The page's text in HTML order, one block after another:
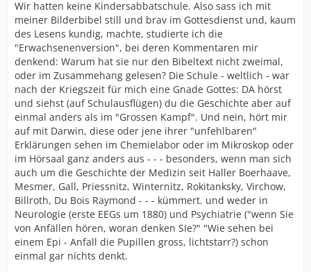
Wir hatten keine Kindersabbatschule. Also sass ich mit
meiner Bilderbibel still und brav im Gottesdienst und, kaum
des Lesens kundig, machte, studierte ich die
"Erwachsenenversion", bei deren Kommentaren mir
denkend: Warum hat sie nur den Bibeltext nicht zweimal,
oder im Zusammehang gelesen? Die Schule - weltlich - war
nach der Kriegszeit für mich eine Gnade Gottes: DA hörst
und siehst (auf Schulausflügen) du die Geschichte aber auf
einmal anders als im "Grossen Kampf". Und nein, hört mir
auf mit Darwin, diese oder jene ihrer "unfehlbaren"
Erklärungen sehen im Chemielabor oder im Mikroskop oder
im Hörsaal ganz anders aus - - - besonders, wenn man sich
auch um die Geschichte der Medizin seit Haller Boerhaave,
Mesmer, Gall, Priessnitz, Winternitz, Rokitanksky, Virchow,
Billroth, Du Bois Raymond - - - kümmert. und weder in
Neurologie (erste EEGs um 1880) und Psychiatrie ("wenn Sie
von Anfällen hören, woran denken SIe?" "Wie sehen bei
einem Epi - Anfall die Pupillen gross, lichtstarr?) schon
einmal gar nichts denkt.